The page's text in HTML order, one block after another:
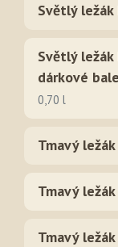
Světlý ležák
Světlý
dárkové
0,70 l
Tmavý
Tmavý
Tmavý